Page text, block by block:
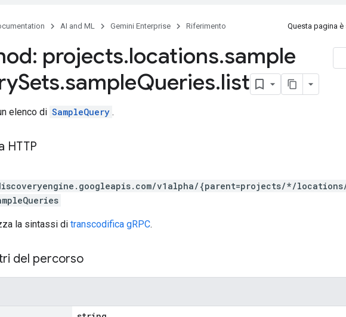
AI and ML Gemini Enterprise Riferimento Questa pagina è
projects.locations.sample
Sets.sampleQueries.list
elenco di SampleQuery .
HTTP
v1alpha/{parent=projects/*/locations/
la sintassi di transcodifica gRPC.
del percorso